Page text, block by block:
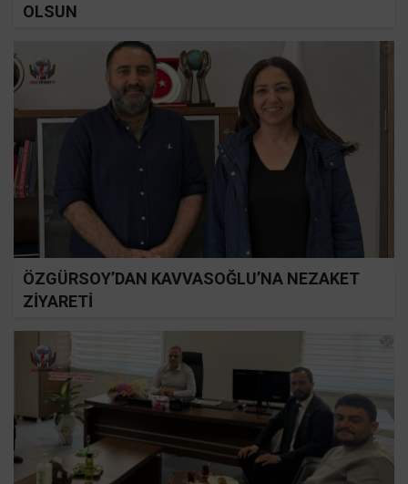
OLSUN
ÖZGÜRSOY’DAN KAVVASOĞLU’NA NEZAKET
ZİYARETİ